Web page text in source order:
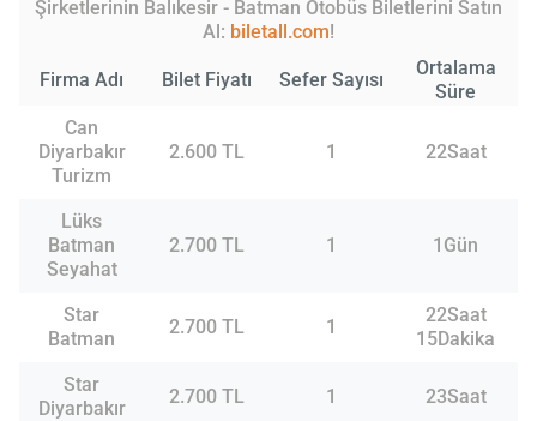
Şirketlerinin Balıkesir - Batman Otobüs Biletlerini Satın
Al: biletall.com!
Firma Adı Bilet Fiyatı Sefer Sayısı
Ortalama
Süre
Can
Diyarbakır
Turizm
2.600 TL 1 22Saat
Lüks
Batman
Seyahat
2.700 TL 1 1Gün
Star
Batman
2.700 TL 1
22Saat
15Dakika
Star
Diyarbakır
2.700 TL 1 23Saat